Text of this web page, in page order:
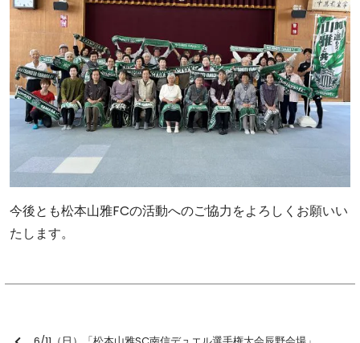
今後とも松本山雅FCの活動へのご協力をよろしくお願いい
たします。